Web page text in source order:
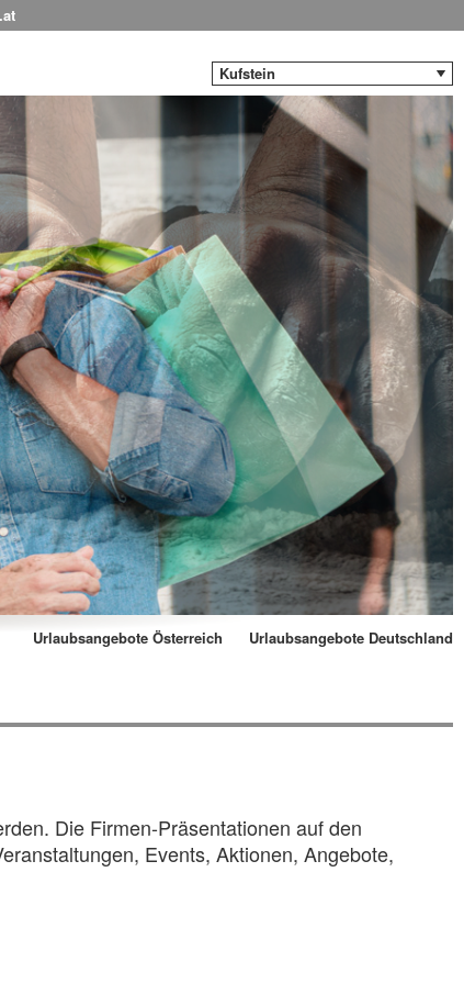
Kufstein
Urlaubsangebote Österreich Urlaubsangebote Deutschland
Die Firmen-Präsentationen auf den
Events, Aktionen, Angebote,